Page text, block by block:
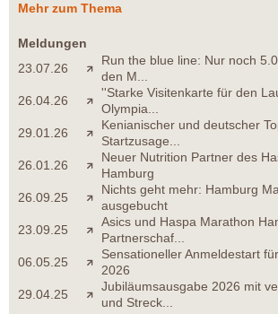
Mehr zum Thema
Meldungen
23.07.26
Run the blue line: Nur noch
den M...
26.04.26
''Starke Visitenkarte für den
Olympia...
29.01.26
Kenianischer und deutscher
Startzusage...
26.01.26
Neuer Nutrition Partner des
Hamburg
26.09.25
Nichts geht mehr: Hamburg
ausgebucht
23.09.25
Asics und Haspa Marathon
Partnerschaf...
06.05.25
Sensationeller Anmeldestart
2026
29.04.25
Jubiläumsausgabe 2026 mit
und Streck...